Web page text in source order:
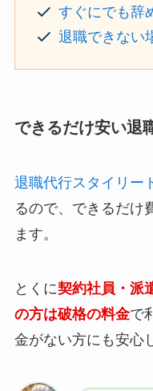
すぐにでも辞
退職できない
できるだけ安い退
退職代行スタイリー
るので、できるだけ
ます。
とくに契約社員・派
の方は破格の料金で
金がない方にも安心